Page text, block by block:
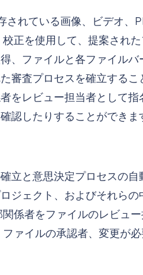
れている画像、ビデオ、
正を使用して、提案され
、ファイルと各ファイル
審査プロセスを確立する
をレビュー担当者として
認したりすることができま
立と意思決定プロセスの
ジェクト、およびそれら
係者をファイルのレビュ
ァイルの承認者、変更が